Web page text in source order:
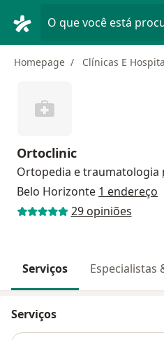
O que você está
Homepage Clínicas E
Ortoclinic
Ortopedia e traumatologia
Belo Horizonte 1 endereço
29 opiniões
Serviços Especialistas
Serviços